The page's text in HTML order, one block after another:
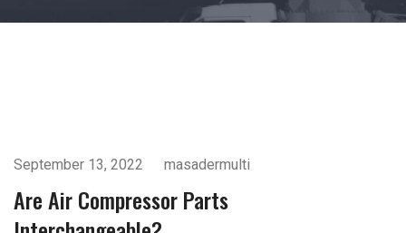
September 13, 2022 masadermulti
Are Air Compressor Parts